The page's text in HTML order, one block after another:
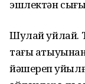
эшлектəн
Шулай уйлай.
тағы
йəшереп